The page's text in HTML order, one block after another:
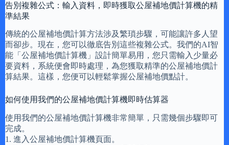
告別複雜公式：輸入資料，即時獲取公屋補地價計算機的精
準結果
傳統的公屋補地價計算方法涉及繁瑣步驟，可能讓許多人望
而卻步。現在，您可以徹底告別這些複雜公式。我們的AI智
能「公屋補地價計算機」設計簡單易用，您只需輸入少量必
要資料，系統便會即時處理，為您獲取精準的公屋補地價計
算結果。這樣，您便可以輕鬆掌握公屋補地價點計。
如何使用我們的公屋補地價計算機即時估算器
使用我們的公屋補地價計算機非常簡單，只需幾個步驟即可
完成。
1. 進入公屋補地價計算機頁面。